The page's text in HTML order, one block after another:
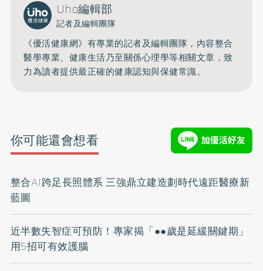
Uho編輯部
記者及編輯團隊
《優活健康網》有專業的記者及編輯團隊，內容整合
醫學專業、健康生活乃至關係心理學等相關文章，致
力為讀者提供最正確的健康認知與保健常識。
你可能還會想看
整合AI跨足長照體系 三強鼎立建造劃時代遠距醫療新
藍圖
近半數失智症可預防！專家揭「●●歲是延緩關鍵期」
用5招可有效護腦